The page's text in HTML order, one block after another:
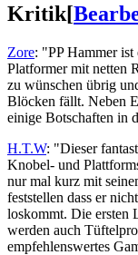
Kritik[
Zore: "PP Hammer ist
Platformer mit netten
zu wünschen übrig
Blöcken fällt. Neben
einige Botschaften in
H.T.W: "Dieser
Knobel- und
nur mal kurz mit
feststellen dass er
loskommt. Die ersten
werden auch
empfehlenswertes